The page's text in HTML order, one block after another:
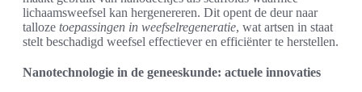
lichaamsweefsel kan hergenereren. Dit opent de deur naar
talloze toepassingen in weefselregeneratie, wat artsen in staat
stelt beschadigd weefsel effectiever en efficiënter te herstellen.
Nanotechnologie in de geneeskunde: actuele innovaties